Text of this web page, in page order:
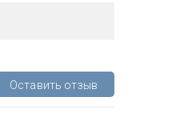
Оставить отзыв